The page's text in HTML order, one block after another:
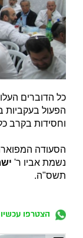
כל הדוברים
הפעול
וחסידות בקרב
הסעודה
נשמת אביו ר'
תשס"ה.
הצטרפו